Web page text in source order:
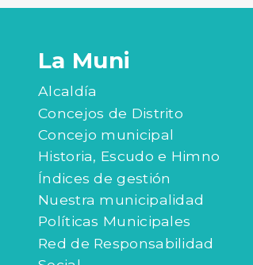
La Muni
Alcaldía
Concejos de Distrito
Concejo municipal
Historia, Escudo e Himno
Índices de gestión
Nuestra municipalidad
Políticas Municipales